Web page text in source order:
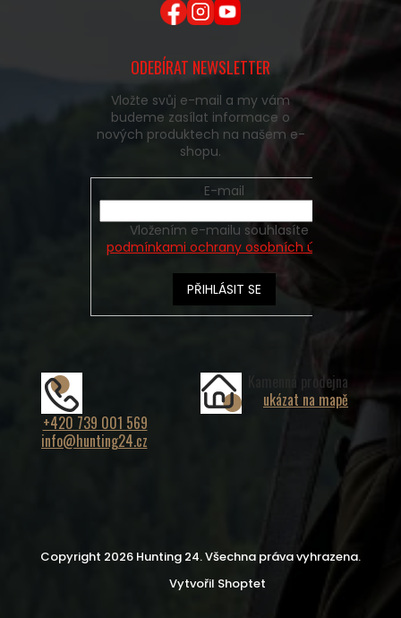
ODEBÍRAT NEWSLETTER
Vložte svůj e-mail a my vám
budeme zasílat informace o
nových produktech na našem e-
shopu.
E-mail
podmínkami ochrany osobních údajů
PŘIHLÁSIT SE
+420 739 001 569
info@hunting24.cz
Kamenná prodejna
ukázat na mapě
Vytvořil Shoptet
Copyright 2026 Hunting 24. Všechna práva vyhrazena.